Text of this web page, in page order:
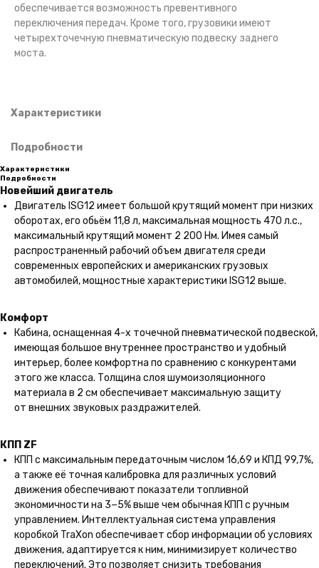
обеспечивается возможность превентивного
переключения передач. Кроме того, грузовики имеют
четырехточечную пневматическую подвеску заднего
моста.
Характеристики
Подробности
Характеристики
Подробности
Новейший двигатель
Двигатель ISG12 имеет большой крутящий момент при низких
оборотах, его обьём 11,8 л, максимальная мощность 470 л.с.,
максимальный крутящий момент 2 200 Нм. Имея самый
распространенный рабочий объем двигателя среди
современных европейских и американских грузовых
автомобилей, мощностные характеристики ISG12 выше.
Комфорт
Кабина, оснащенная 4-х точечной пневматической подвеской,
имеющая большое внутреннее пространство и удобный
интерьер, более комфортна по сравнению с конкурентами
этого же класса. Толщина слоя шумоизоляционного
материала в 2 см обеспечивает максимальную защиту
от внешних звуковых раздражителей.
КПП ZF
КПП c максимальным передаточным числом 16,69 и КПД 99,7%,
а также её точная калибровка для различных условий
движения обеспечивают показатели топливной
экономичности на 3−5% выше чем обычная КПП с ручным
управлением. Интеллектуальная система управления
коробкой TraXon обеспечивает сбор информации об условиях
движения, адаптируется к ним, минимизирует количество
переключений. Это позволяет снизить требования